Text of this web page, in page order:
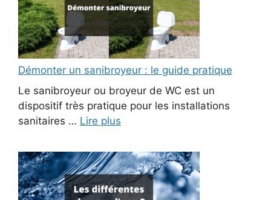
Démonter un sanibroyeur : le guide pratique
Le sanibroyeur ou broyeur de WC est un
dispositif très pratique pour les installations
sanitaires … Lire plus